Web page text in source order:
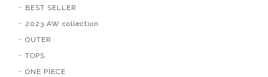
BEST SELLER
2023 AW collection
OUTER
TOPS
ONE PIECE